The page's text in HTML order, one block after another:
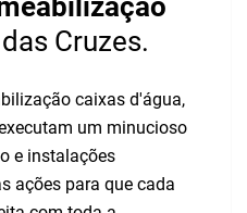
Cruzes.
caixas d'água,
um minucioso
e instalações
ações para que cada